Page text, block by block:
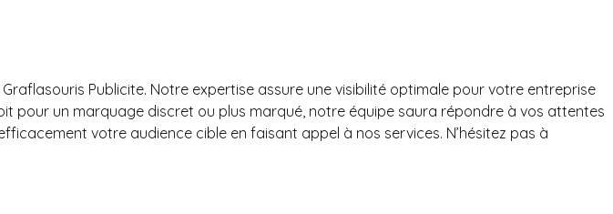
Publicite. Notre expertise assure une visibilité optimale pour votre entreprise
pour un marquage discret ou plus marqué, notre équipe saura répondre à vos attentes
votre audience cible en faisant appel à nos services. N’hésitez pas à